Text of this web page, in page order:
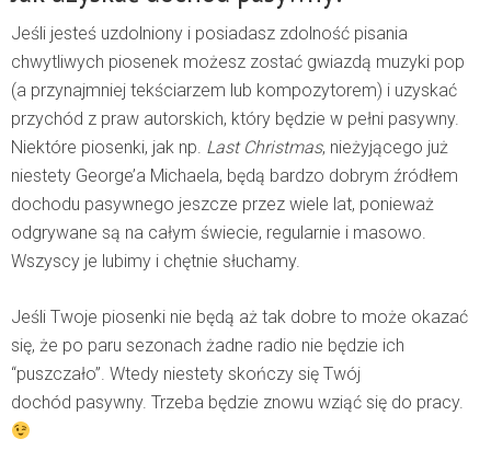
Jeśli jesteś uzdolniony i posiadasz zdolność pisania
chwytliwych piosenek możesz zostać gwiazdą muzyki pop
(a przynajmniej tekściarzem lub kompozytorem) i uzyskać
przychód z praw autorskich, który będzie w pełni pasywny.
Niektóre piosenki, jak np. Last Christmas, nieżyjącego już
niestety George’a Michaela, będą bardzo dobrym źródłem
dochodu pasywnego jeszcze przez wiele lat, ponieważ
odgrywane są na całym świecie, regularnie i masowo.
Wszyscy je lubimy i chętnie słuchamy.
Jeśli Twoje piosenki nie będą aż tak dobre to może okazać
się, że po paru sezonach żadne radio nie będzie ich
“puszczało”. Wtedy niestety skończy się Twój
dochód pasywny. Trzeba będzie znowu wziąć się do pracy.